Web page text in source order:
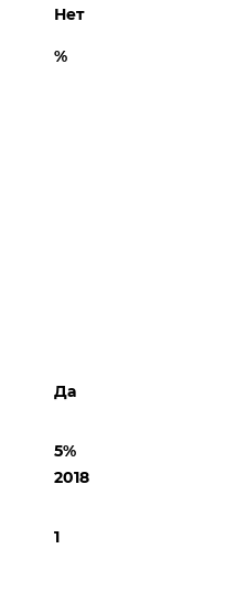
Нет
%
Да
5%
2018
1